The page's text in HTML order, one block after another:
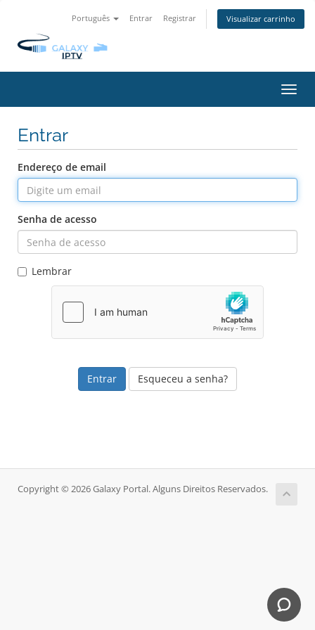
Português Entrar Registrar Visualizar carrinho
Entrar
Endereço de email
Senha de acesso
Lembrar
Esqueceu a senha?
Copyright © 2026 Galaxy Portal. Alguns Direitos Reservados.